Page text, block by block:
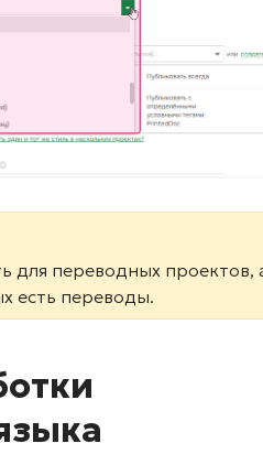
для переводных проектов,
есть переводы.